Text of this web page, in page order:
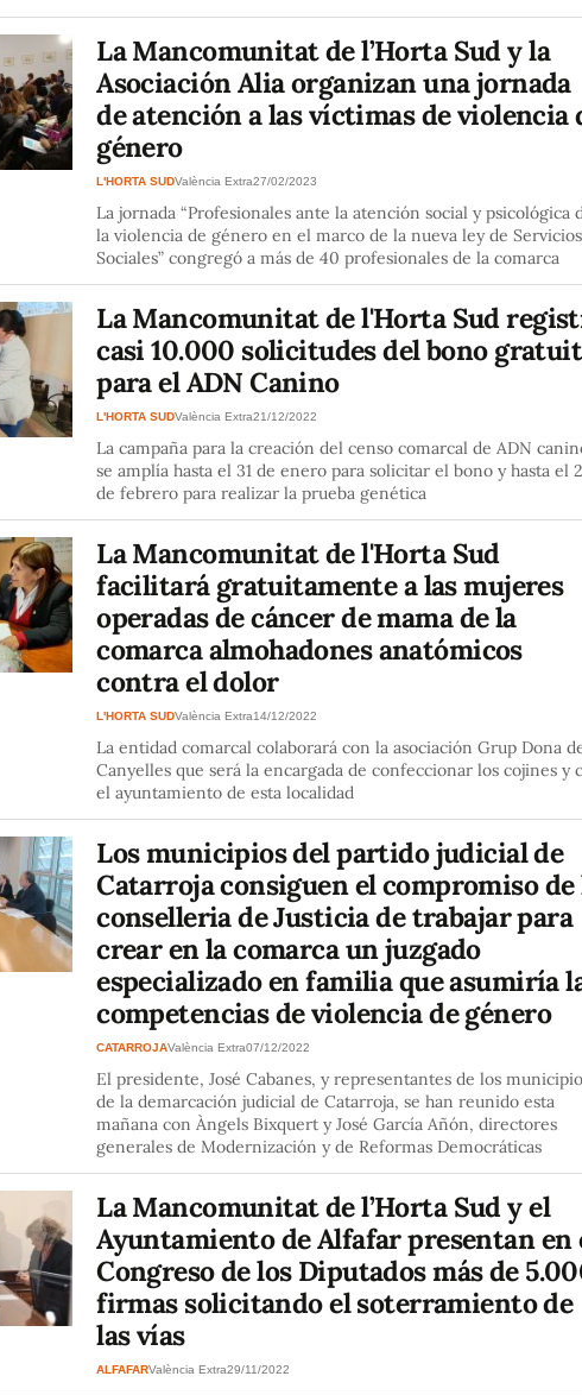
La Mancomunitat de l’Horta Sud y la
Asociación Alia organizan una jornada
de atención a las víctimas de violencia
género
L'HORTA SUDValència Extra27/02/2023
La jornada “Profesionales ante la atención social y psicológica
la violencia de género en el marco de la nueva ley de Servicios
Sociales” congregó a más de 40 profesionales de la comarca
La Mancomunitat de l'Horta Sud
casi 10.000 solicitudes del bono
para el ADN Canino
L'HORTA SUDValència Extra21/12/2022
La campaña para la creación del censo comarcal de ADN
se amplía hasta el 31 de enero para solicitar el bono y hasta el
de febrero para realizar la prueba genética
La Mancomunitat de l'Horta Sud
facilitará gratuitamente a las mujeres
operadas de cáncer de mama de la
comarca almohadones anatómicos
contra el dolor
L'HORTA SUDValència Extra14/12/2022
La entidad comarcal colaborará con la asociación Grup Dona
Canyelles que será la encargada de confeccionar los cojines y
el ayuntamiento de esta localidad
Los municipios del partido judicial de
Catarroja consiguen el compromiso de
conselleria de Justicia de trabajar para
crear en la comarca un juzgado
especializado en familia que asumiría
competencias de violencia de género
CATARROJAValència Extra07/12/2022
El presidente, José Cabanes, y representantes de los
de la demarcación judicial de Catarroja, se han reunido esta
mañana con Àngels Bixquert y José García Añón, directores
generales de Modernización y de Reformas Democráticas
La Mancomunitat de l’Horta Sud y el
Ayuntamiento de Alfafar presentan en
Congreso de los Diputados más de
firmas solicitando el soterramiento de
las vías
ALFAFARValència Extra29/11/2022